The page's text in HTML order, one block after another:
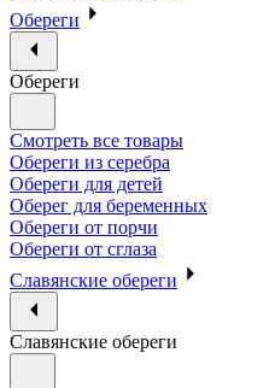
Обереги
Обереги
Смотреть все товары
Обереги из серебра
Обереги для детей
Оберег для беременных
Обереги от порчи
Обереги от сглаза
Славянские обереги
Славянские обереги